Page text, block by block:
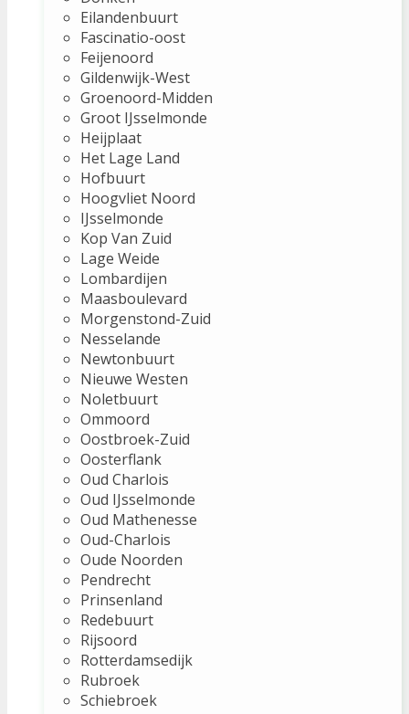
Eilandenbuurt
Fascinatio-oost
Feijenoord
Gildenwijk-West
Groenoord-Midden
Groot IJsselmonde
Heijplaat
Het Lage Land
Hofbuurt
Hoogvliet Noord
IJsselmonde
Kop Van Zuid
Lage Weide
Lombardijen
Maasboulevard
Morgenstond-Zuid
Nesselande
Newtonbuurt
Nieuwe Westen
Noletbuurt
Ommoord
Oostbroek-Zuid
Oosterflank
Oud Charlois
Oud IJsselmonde
Oud Mathenesse
Oud-Charlois
Oude Noorden
Pendrecht
Prinsenland
Redebuurt
Rijsoord
Rotterdamsedijk
Rubroek
Schiebroek